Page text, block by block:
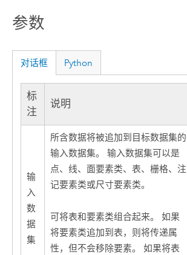
参数
对话框 Python
标
注
说明
输
入
数
据
集
所含数据将被追加到目标数据集的
输入数据集。 输入数据集可以是
点、线、面要素类、表、栅格、注
记要素类或尺寸要素类。
可将表和要素类组合起来。 如果
将要素类追加到表，则将传递属
性，但不会移除要素。 如果将表